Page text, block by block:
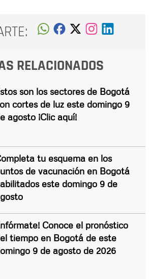
RELACIONADOS
son los sectores de Bogotá
cortes de luz este domingo 9
agosto ¡Clic aquí!
tu esquema en los
de vacunación en Bogotá
este domingo 9 de
Conoce el pronóstico
tiempo en Bogotá de este
9 de agosto de 2026